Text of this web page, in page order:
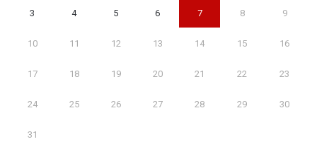
3 4 5 6 7 8 9
10 11 12 13 14 15 16
17 18 19 20 21 22 23
24 25 26 27 28 29 30
31